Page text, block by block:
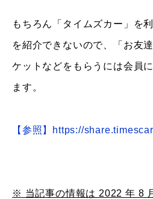
もちろん「タイムズカー」を
を紹介できないので、「お友
ケットなどをもらうには会員
ます。
【参照】https://
※ 当記事の情報は 2022 年 8